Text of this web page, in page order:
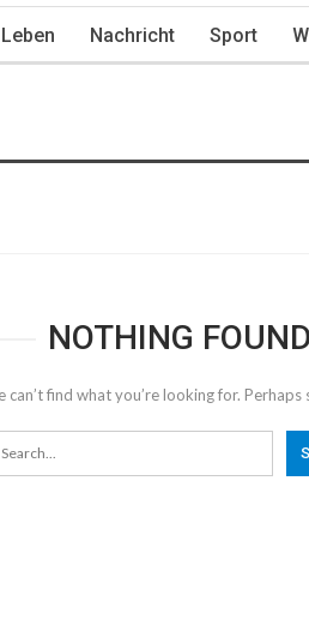
Leben Nachricht Sport
NOTHING FOUND
can’t find what you’re looking for. Perhaps